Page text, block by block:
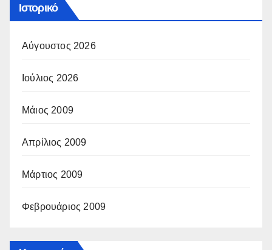
Ιστορικό
Αύγουστος 2026
Ιούλιος 2026
Μάιος 2009
Απρίλιος 2009
Μάρτιος 2009
Φεβρουάριος 2009